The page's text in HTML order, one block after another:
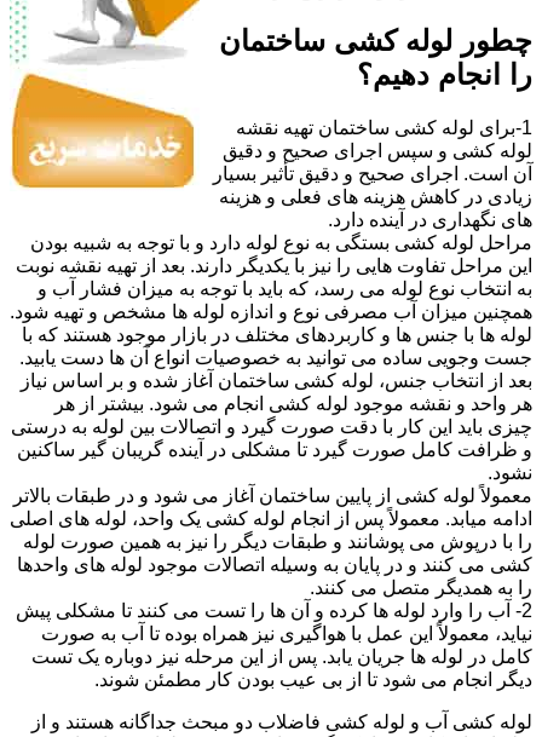
چطور لوله کشی ساختمان
را انجام دهیم؟
1-برای لوله کشی ساختمان تهیه نقشه
لوله کشی و سپس اجرای صحیح و دقیق
آن است. اجرای صحیح و دقیق تأثیر بسیار
زیادی در کاهش هزینه های فعلی و هزینه
های نگهداری در آینده دارد.
مراحل لوله کشی بستگی به نوع لوله دارد و با توجه به شبیه بودن
این مراحل تفاوت هایی را نیز با یکدیگر دارند. بعد از تهیه نقشه نوبت
به انتخاب نوع لوله می رسد، که باید با توجه به میزان فشار آب و
همچنین میزان آب مصرفی نوع و اندازه لوله ها مشخص و تهیه شود.
لوله ها با جنس ها و کاربردهای مختلف در بازار موجود هستند که با
جست وجویی ساده می توانید به خصوصیات انواع آن ها دست یابید.
بعد از انتخاب جنس، لوله کشی ساختمان آغاز شده و بر اساس نیاز
هر واحد و نقشه موجود لوله کشی انجام می شود. بیشتر از هر
چیزی باید این کار با دقت صورت گیرد و اتصالات بین لوله به درستی
و ظرافت کامل صورت گیرد تا مشکلی در آینده گریبان گیر ساکنین
نشود.
معمولاً لوله کشی از پایین ساختمان آغاز می شود و در طبقات بالاتر
ادامه میابد. معمولاً پس از انجام لوله کشی یک واحد، لوله های اصلی
را با درپوش می پوشانند و طبقات دیگر را نیز به همین صورت لوله
کشی می کنند و در پایان به وسیله اتصالات موجود لوله های واحدها
را به همدیگر متصل می کنند.
2- آب را وارد لوله ها کرده و آن ها را تست می کنند تا مشکلی پیش
نیاید، معمولاً این عمل با هواگیری نیز همراه بوده تا آب به صورت
کامل در لوله ها جریان یابد. پس از این مرحله نیز دوباره یک تست
دیگر انجام می شود تا از بی عیب بودن کار مطمئن شوند.
لوله کشی آب و لوله کشی فاضلاب دو مبحث جداگانه هستند و از